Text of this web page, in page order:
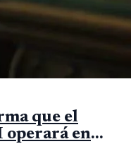
que el
operará en